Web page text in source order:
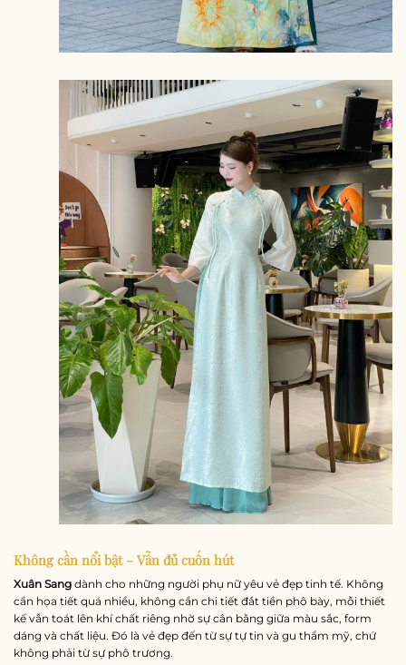
Không cần nổi bật – Vẫn đủ cuốn hút
Xuân Sang dành cho những người phụ nữ yêu vẻ đẹp tinh tế. Không
cần họa tiết quá nhiều, không cần chi tiết đắt tiền phô bày, mỗi thiết
kế vẫn toát lên khí chất riêng nhờ sự cân bằng giữa màu sắc, form
dáng và chất liệu. Đó là vẻ đẹp đến từ sự tự tin và gu thẩm mỹ, chứ
không phải từ sự phô trương.